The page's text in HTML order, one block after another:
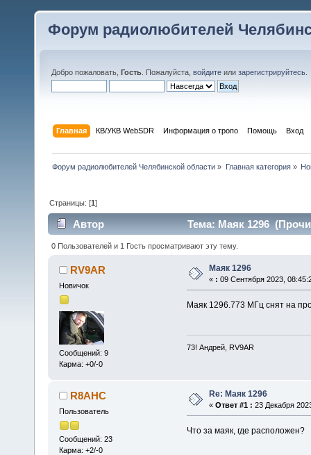
Форум радиолюбителей
Добро пожаловать, Гость . Пожалуйста, войдите или зарегистрируйтесь
Главная КВ/УКВ WebSDR Информация о тропо Помощь Вход
Форум радиолюбителей Челябинской области » Главная категория»
Страницы: [1]
Автор Тема: Маяк 1296
0 Пользователей и 1 Гость просматривают эту тему.
RV9AR
Новичок
Сообщений: 9
Карма: +0/-0
Маяк 1296
« : 09 Сентября 2023,
Маяк 1296.773 МГц снят на
73! Андрей, RV9AR
R8AHC
Пользователь
Сообщений: 23
Карма: +2/-0
Re: Маяк 1296
« Ответ #1 : 23 Декабря
Что за маяк, где расположен?